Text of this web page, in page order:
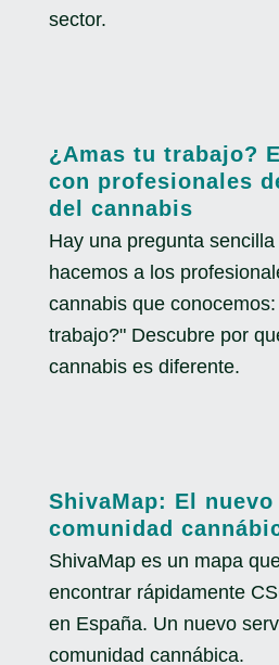
sector.
¿Amas tu trabajo?
con profesionales
del cannabis
Hay una pregunta
hacemos a los
cannabis que
trabajo?" Descubre por
cannabis es diferente.
ShivaMap: El
comunidad
ShivaMap es un mapa
encontrar rápidamente
en España. Un nuevo
comunidad cannábica.